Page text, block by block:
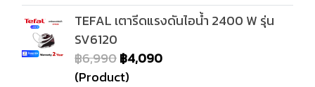
TEFAL เตารีดแรงดันไอน้ำ 2400 W รุ่น
SV6120
฿6,990฿4,090
(Product)